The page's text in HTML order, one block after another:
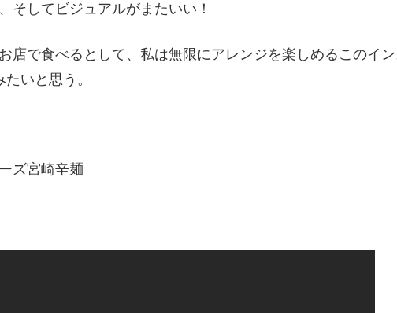
そしてビジュアルがまたいい！
店で食べるとして、私は無限にアレンジを楽しめるこのイ
いと思う。
ズ宮崎辛麺